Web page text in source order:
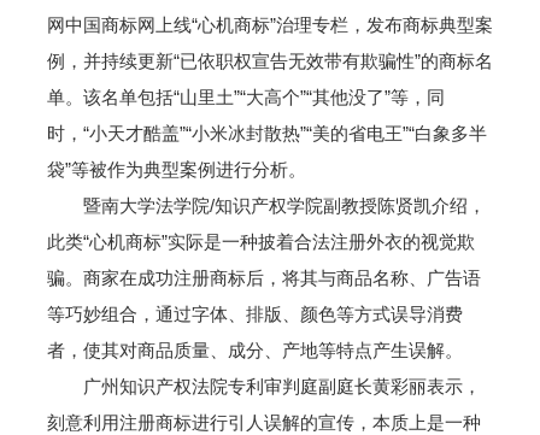
网中国商标网上线“心机商标”治理专栏，发布商标典型案
例，并持续更新“已依职权宣告无效带有欺骗性”的商标名
单。该名单包括“山里土”“大高个”“其他没了”等，同
时，“小天才酷盖”“小米冰封散热”“美的省电王”“白象多半
袋”等被作为典型案例进行分析。
暨南大学法学院/知识产权学院副教授陈贤凯介绍，
此类“心机商标”实际是一种披着合法注册外衣的视觉欺
骗。商家在成功注册商标后，将其与商品名称、广告语
等巧妙组合，通过字体、排版、颜色等方式误导消费
者，使其对商品质量、成分、产地等特点产生误解。
广州知识产权法院专利审判庭副庭长黄彩丽表示，
刻意利用注册商标进行引人误解的宣传，本质上是一种